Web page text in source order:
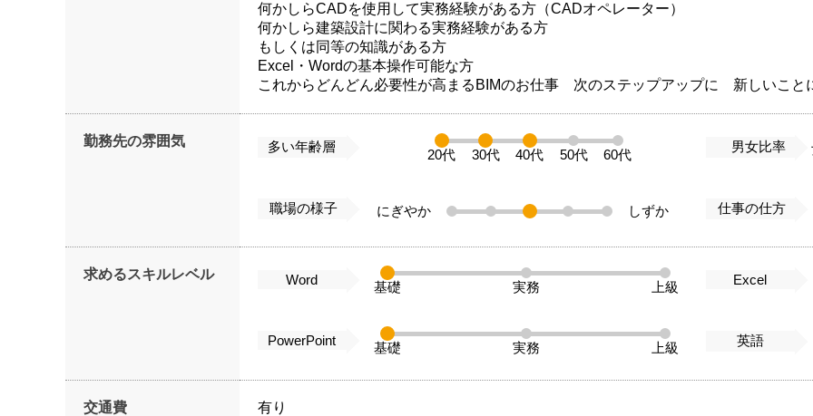
何かしらCADを使用して実務経験がある方（CADオペレーター）
何かしら建築設計に関わる実務経験がある方
もしくは同等の知識がある方
Excel・Wordの基本操作可能な方
これからどんどん必要性が高まるBIMのお仕事 次のステップアップに 新しいこ
勤務先の雰囲気 多い年齢層
20代 30代 40代 50代 60代
男女比率
職場の様子 にぎやか しずか 仕事の仕方
求めるスキルレベル Word 基礎 実務 上級 Excel
PowerPoint 基礎 実務 上級 英語
交通費 有り